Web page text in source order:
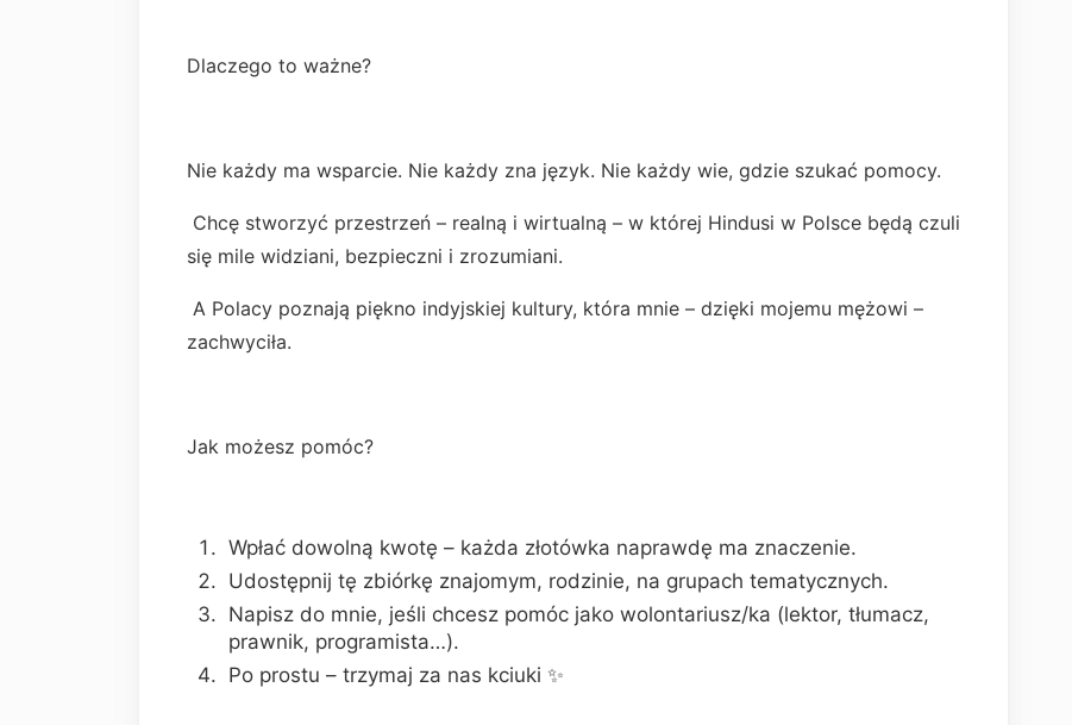
Dlaczego to ważne?
Nie każdy ma wsparcie. Nie każdy zna język. Nie każdy wie, gdzie szukać pomocy.
Chcę stworzyć przestrzeń – realną i wirtualną – w której Hindusi w Polsce będą czuli
się mile widziani, bezpieczni i zrozumiani.
A Polacy poznają piękno indyjskiej kultury, która mnie – dzięki mojemu mężowi –
zachwyciła.
Jak możesz pomóc?
Wpłać dowolną kwotę – każda złotówka naprawdę ma znaczenie.
Udostępnij tę zbiórkę znajomym, rodzinie, na grupach tematycznych.
Napisz do mnie, jeśli chcesz pomóc jako wolontariusz/ka (lektor, tłumacz,
prawnik, programista…).
Po prostu – trzymaj za nas kciuki ✨